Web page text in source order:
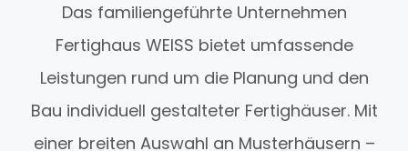
Das familiengeführte Unternehmen
Fertighaus WEISS bietet umfassende
Leistungen rund um die Planung und den
Bau individuell gestalteter Fertighäuser. Mit
einer breiten Auswahl an Musterhäusern –